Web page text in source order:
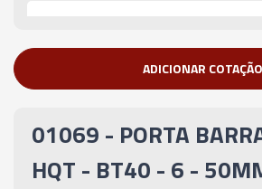
01073 - PORTA BARRA WELDON HQT -
01074 - PORTA BARRA WELDON HQT -
16 - 63MM
ADICIONAR COTAÇÃO
01069 - PORTA
HQT - BT40 - 6 -